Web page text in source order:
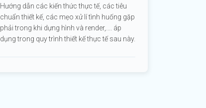
Hướng dẫn các kiến thức thực tế, các tiêu
chuẩn thiết kế, các mẹo xử lí tình huống gặp
phải trong khi dựng hình và render,.... áp
dụng trong quy trình thiết kế thực tế sau này.